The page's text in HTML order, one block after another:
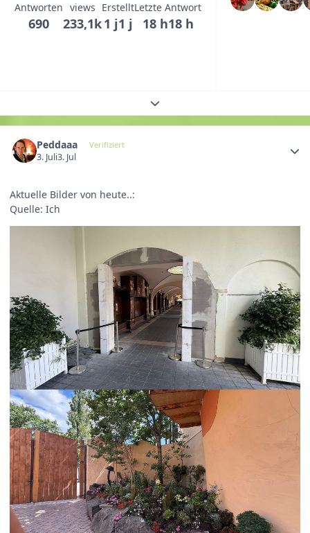
Antworten
690
views
233,1k
Erstellt
1 j1 j
Letzte Antwort
18 h18 h
Themenübersicht erweitern
Peddaaa Verifiziert
3. Juli3. Jul
Aktuelle Bilder von heute..:
Quelle: Ich